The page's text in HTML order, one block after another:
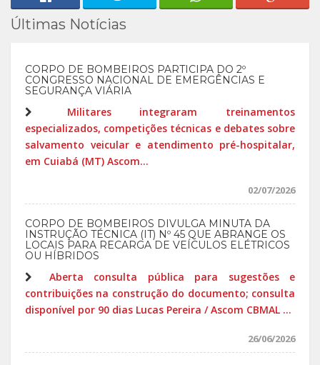
Últimas Notícias
CORPO DE BOMBEIROS PARTICIPA DO 2º
CONGRESSO NACIONAL DE EMERGÊNCIAS E
SEGURANÇA VIÁRIA
Militares integraram treinamentos
especializados, competições técnicas e debates sobre
salvamento veicular e atendimento pré-hospitalar,
em Cuiabá (MT) Ascom...
02/07/2026
CORPO DE BOMBEIROS DIVULGA MINUTA DA
INSTRUÇÃO TÉCNICA (IT) Nº 45 QUE ABRANGE OS
LOCAIS PARA RECARGA DE VEÍCULOS ELÉTRICOS
OU HÍBRIDOS
Aberta consulta pública para sugestões e
contribuições na construção do documento; consulta
disponível por 90 dias Lucas Pereira / Ascom CBMAL ...
26/06/2026